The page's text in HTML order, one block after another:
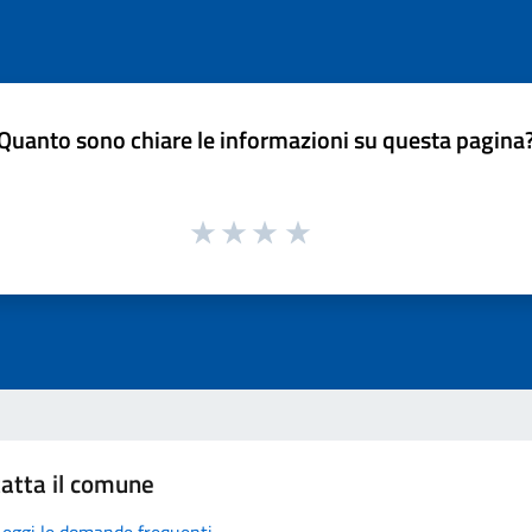
sono chiare le informazioni su questa
il comune